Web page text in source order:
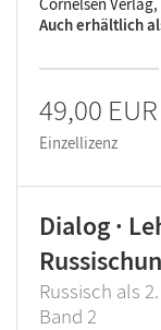
Auch erhältlich
49,00 EUR
Einzellizenz
Dialog ·
Russisch als
Band 2